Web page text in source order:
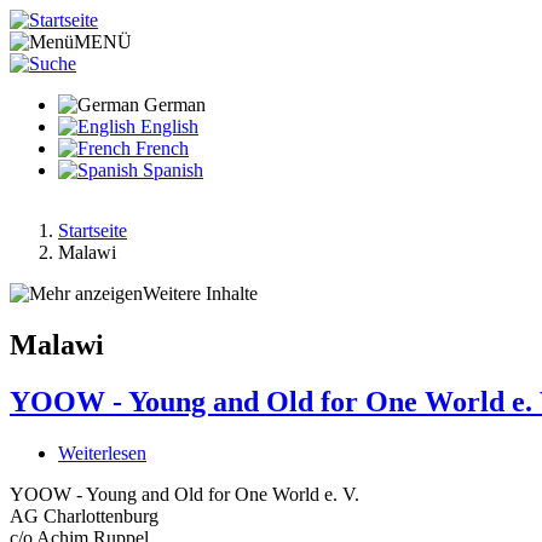
Direkt
zum
Inhalt
MENÜ
German
English
French
Spanish
Pfadnavigation
Startseite
Malawi
Weitere Inhalte
Malawi
YOOW - Young and Old for One World e.
Weiterlesen
-
Young
YOOW - Young and Old for One World e. V.
AG Charlottenburg
c/o Achim Ruppel